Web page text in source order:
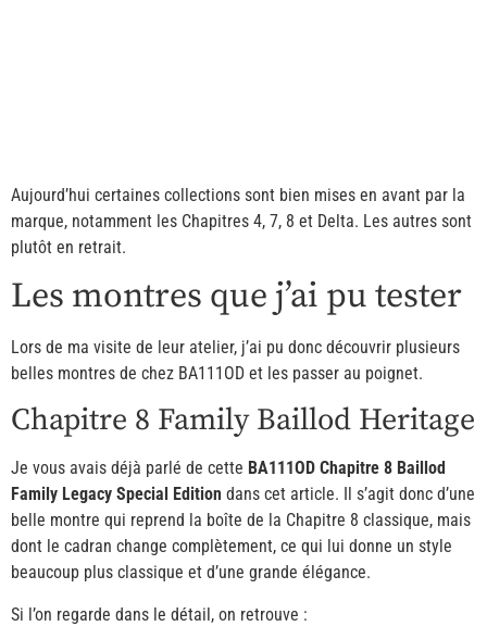
Aujourd’hui certaines collections sont bien mises en avant par la
marque, notamment les Chapitres 4, 7, 8 et Delta. Les autres sont
plutôt en retrait.
Les montres que j’ai pu tester
Lors de ma visite de leur atelier, j’ai pu donc découvrir plusieurs
belles montres de chez BA111OD et les passer au poignet.
Chapitre 8 Family Baillod Heritage
Je vous avais déjà parlé de cette BA111OD Chapitre 8 Baillod
Family Legacy Special Edition dans cet article. Il s’agit donc d’une
belle montre qui reprend la boîte de la Chapitre 8 classique, mais
dont le cadran change complètement, ce qui lui donne un style
beaucoup plus classique et d’une grande élégance.
Si l’on regarde dans le détail, on retrouve :